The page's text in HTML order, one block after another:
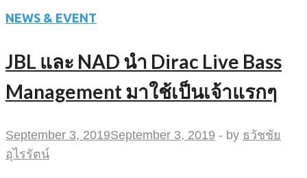
NEWS & EVENT
JBL และ NAD นำ Dirac Live Bass
Management มาใช้เป็นเจ้าแรกๆ
September 3, 2019September 3, 2019 - by ธวัชชัย
อุไรรัตน์